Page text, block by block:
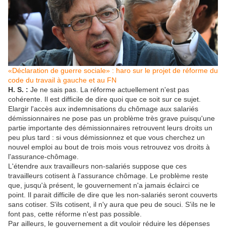
«Déclaration de guerre sociale» : haro sur le projet de réforme du
code du travail à gauche et au FN
H. S. : Je ne sais pas. La réforme actuellement n'est pas
cohérente. Il est difficile de dire quoi que ce soit sur ce sujet.
Elargir l'accès aux indemnisations du chômage aux salariés
démissionnaires ne pose pas un problème très grave puisqu'une
partie importante des démissionnaires retrouvent leurs droits un
peu plus tard : si vous démissionnez et que vous cherchez un
nouvel emploi au bout de trois mois vous retrouvez vos droits à
l'assurance-chômage.
L'étendre aux travailleurs non-salariés suppose que ces
travailleurs cotisent à l'assurance chômage. Le problème reste
que, jusqu'à présent, le gouvernement n'a jamais éclairci ce
point. Il parait difficile de dire que les non-salariés seront couverts
sans cotiser. S'ils cotisent, il n'y aura que peu de souci. S'ils ne le
font pas, cette réforme n'est pas possible.
Par ailleurs, le gouvernement a dit vouloir réduire les dépenses